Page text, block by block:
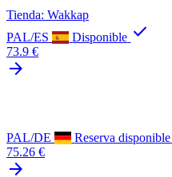
Tienda: Wakkap
PAL/ES
Disponible check
73.9 €
arrow_forward
PAL/DE Reserva disponible
75.26 €
arrow_forward